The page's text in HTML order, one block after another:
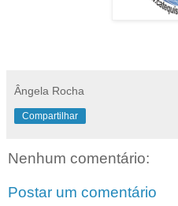
Ângela Rocha
Compartilhar
Nenhum comentário:
Postar um comentário